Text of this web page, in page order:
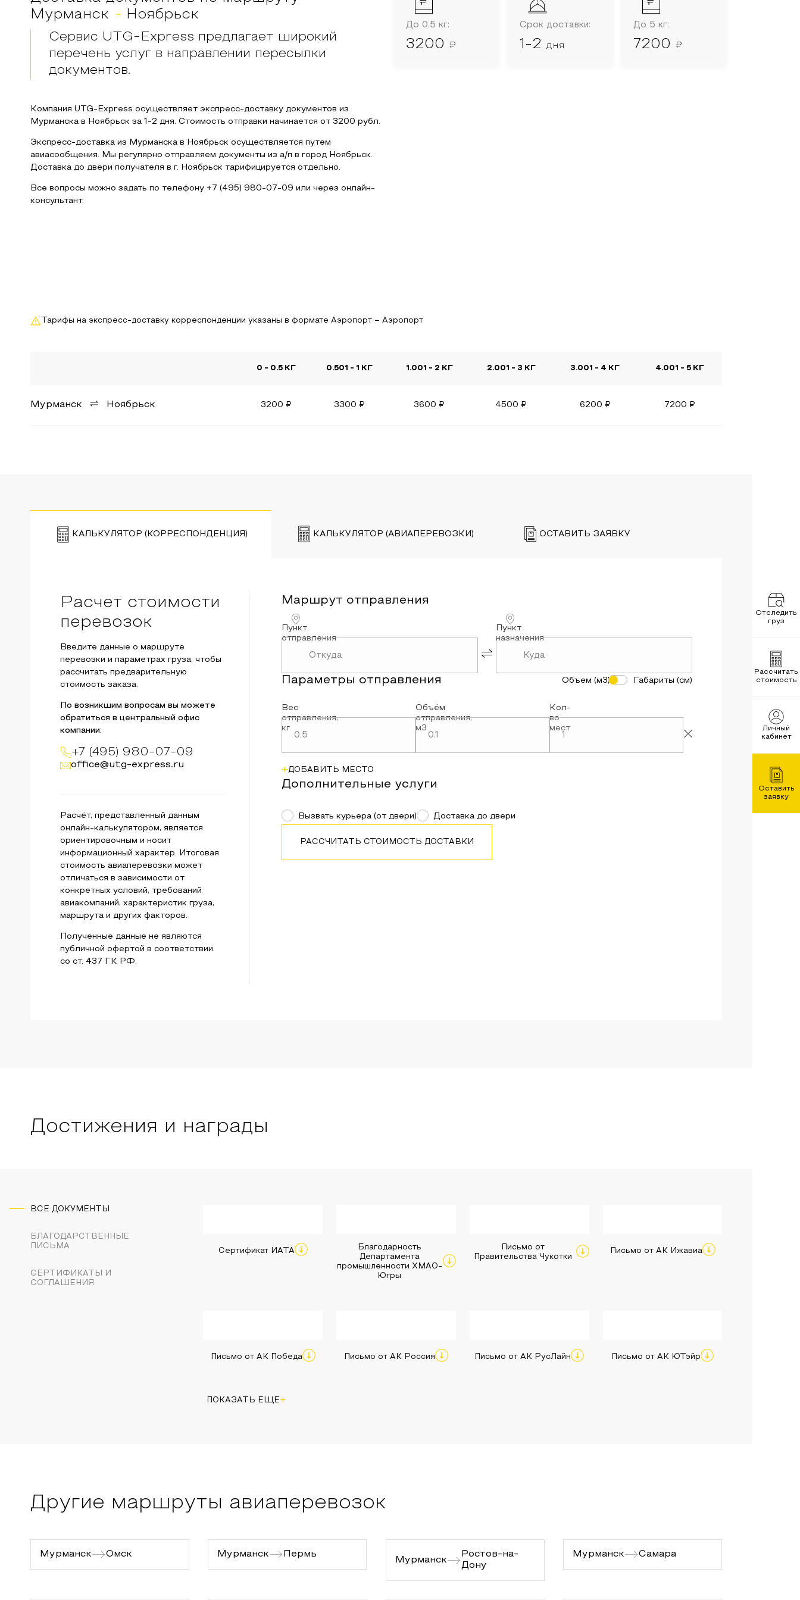
Отследить
груз
Рассчитать
стоимость
Личный
кабинет
Оставить
заявку
Мурманск - Ноябрьск
Сервис UTG-Express предлагает широкий
перечень услуг в направлении пересылки
документов.
Компания UTG-Express осуществляет экспресс-доставку документов из
Мурманска в Ноябрьск за 1-2 дня. Стоимость отправки начинается от 3200 рубл.
Экспресс-доставка из Мурманска в Ноябрьск осуществляется путем
авиасообщения. Мы регулярно отправляем документы из а/п в город
Ноябрьск
Доставка до двери получателя в г.
Ноябрьск тарифицируется отдельно.
Все вопросы можно задать по телефону +7 (495) 980-07-09 или через онлайн-
консультант.
До 0.5 кг:
3200 ₽
Срок доставки:
1-2 дня
До 5 кг:
7200 ₽
Тарифы на экспресс-доставку корреспонденции указаны в формате Аэропорт – Аэропорт
0 - 0.5 КГ 0.501 - 1 КГ 1.001 - 2 КГ 2.001 - 3 КГ 3.001 - 4 КГ 4.001 - 5 КГ
Мурманск Ноябрьск 3200 ₽ 3300 ₽ 3600 ₽ 4500 ₽ 6200 ₽ 7200 ₽
КАЛЬКУЛЯТОР (КОРРЕСПОНДЕНЦИЯ) КАЛЬКУЛЯТОР (АВИАПЕРЕВОЗКИ) ОСТАВИТЬ ЗАЯВКУ
Расчет стоимости
перевозок
Введите данные о маршруте
перевозки и параметрах груза, чтобы
рассчитать предварительную
стоимость заказа.
По возникшим вопросам вы можете
обратиться в центральный офис
компании:
+7 (495) 980-07-09
office@utg-express.ru
Расчёт, представленный данным
онлайн-калькулятором, является
ориентировочным и носит
информационный характер. Итоговая
стоимость авиаперевозки может
отличаться в зависимости от
конкретных условий, требований
авиакомпаний, характеристик груза,
маршрута и других факторов.
Полученные данные не являются
публичной офертой в соответствии
со ст. 437 ГК РФ.
Маршрут отправления
Пункт
отправления
Пункт
назначения
Параметры отправления Объем (м3) Габариты (см)
Вес
отправления,
кг
Объём
отправления,
м3
Кол-
во
мест
+ДОБАВИТЬ МЕСТО
Дополнительные услуги
Вызвать курьера (от двери) Доставка до двери
РАССЧИТАТЬ СТОИМОСТЬ ДОСТАВКИ
Достижения и награды
ВСЕ ДОКУМЕНТЫ
БЛАГОДАРСТВЕННЫЕ
ПИСЬМА
СЕРТИФИКАТЫ И
СОГЛАШЕНИЯ
Сертификат ИАТА
Благодарность
Департамента
промышленности ХМАО-
Югры
Письмо от
Правительства Чукотки
Письмо от АК Ижавиа
Письмо от АК Победа Письмо от АК Россия Письмо от АК РусЛайн Письмо от АК ЮТэйр
ПОКАЗАТЬ ЕЩЕ+
Другие маршруты авиаперевозок
Мурманск Омск Мурманск Пермь
Мурманск
Ростов-на-
Дону
Мурманск Самара